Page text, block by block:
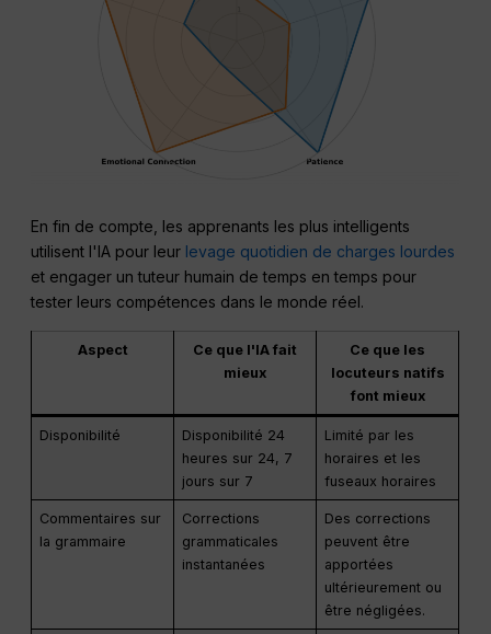
En fin de compte, les apprenants les plus intelligents
utilisent l'IA pour leur levage quotidien de charges lourdes
et engager un tuteur humain de temps en temps pour
tester leurs compétences dans le monde réel.
Aspect
Ce que l'IA fait
mieux
Ce que les
locuteurs natifs
font mieux
Disponibilité
Disponibilité 24
heures sur 24, 7
jours sur 7
Limité par les
horaires et les
fuseaux horaires
Commentaires sur
la grammaire
Corrections
grammaticales
instantanées
Des corrections
peuvent être
apportées
ultérieurement ou
être négligées.